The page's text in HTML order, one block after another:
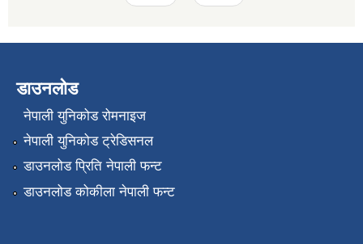
डाउनलोड
नेपाली युनिकोड रोमनाइज
नेपाली युनिकोड ट्रेडिसनल
डाउनलोड प्रिति नेपाली फन्ट
डाउनलोड कोकीला नेपाली फन्ट